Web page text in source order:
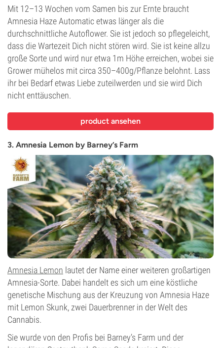
Mit 12–13 Wochen vom Samen bis zur Ernte braucht
Amnesia Haze Automatic etwas länger als die
durchschnittliche Autoflower. Sie ist jedoch so pflegeleicht,
dass die Wartezeit Dich nicht stören wird. Sie ist keine allzu
große Sorte und wird nur etwa 1m Höhe erreichen, wobei sie
Grower mühelos mit circa 350–400g/Pflanze belohnt. Lass
ihr bei Bedarf etwas Liebe zuteilwerden und sie wird Dich
nicht enttäuschen.
product ansehen
3. Amnesia Lemon by Barney’s Farm
Amnesia Lemon lautet der Name einer weiteren großartigen
Amnesia-Sorte. Dabei handelt es sich um eine köstliche
genetische Mischung aus der Kreuzung von Amnesia Haze
mit Lemon Skunk, zwei Dauerbrenner in der Welt des
Cannabis.
Sie wurde von den Profis bei Barney’s Farm und der